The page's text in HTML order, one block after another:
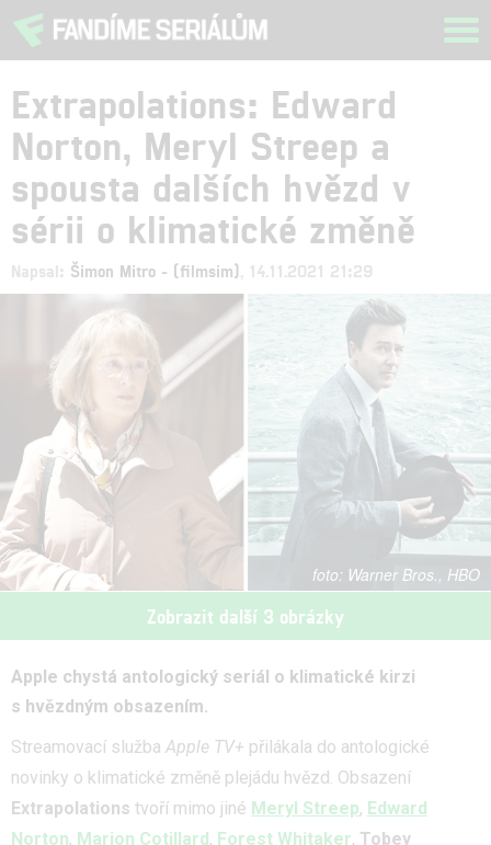
Extrapolations: Edward
Norton, Meryl Streep a
spousta dalších hvězd v
sérii o klimatické změně
Napsal: Šimon Mitro - (filmsim) , 14.11.2021 21:29
Warner Bros., HBO
Zobrazit další 3 obrázky
Apple chystá antologický seriál o klimatické kirzi
s hvězdným obsazením.
Streamovací služba Apple TV+ přilákala do antologické
novinky o klimatické změně plejádu hvězd. Obsazení
Extrapolations tvoří mimo jiné Meryl Streep, Edward
Norton, Marion Cotillard , Forest Whitaker, Tobey